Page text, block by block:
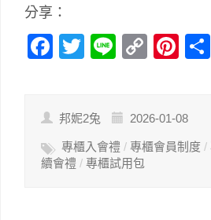
分享：
Facebook
Twitter
LineCopy
邦妮2兔 2026-01-08
專櫃入會禮 / 專櫃會員制度 /
續會禮 / 專櫃試用包